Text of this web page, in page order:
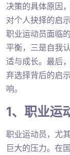
决策的具体原因
对个人抉择的启
职业运动员面临
平衡，三是自我
适与成长。最后
弃选择背后的启
响。
1、职业运
职业运动员，尤
巨大的压力。在